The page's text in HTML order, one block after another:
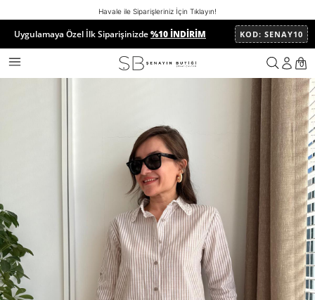
Uygulamaya Özel İlk Siparişinizde%10 İNDİRİM KOD: SENAY10
Havale ile Siparişleriniz İçin Tıklayın!
0
Anasayfa ÜST GİYİM GÖMLEK Vizon Çizgili Nakış İşleme